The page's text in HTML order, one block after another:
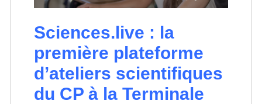
Sciences.live : la
première plateforme
d’ateliers scientifiques
du CP à la Terminale